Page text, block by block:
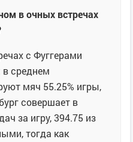
в очных встречах
с Фуггерами
среднем
мяч 55.25% игры,
совершает в
за игру, 394.75 из
тогда как